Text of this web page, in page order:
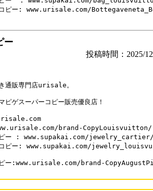
コピー: www.urisale.com/
ー
投稿時間：2025/
通販専門店urisale。
ピゲスーパーコピー販売優良店！
brand-CopyLouisvuitton/
コピー : www.supakai.com/jewelry_cartier/
ーコピー: www.supakai.com/
ピー:www.urisale.com/brand-